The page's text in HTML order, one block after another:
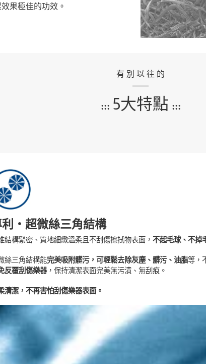
果極佳的功效。
有 別 以 往 的
::: 5大特點 :::
利・超微絲三角結構
結構緊密、質地細緻溫柔且不刮傷擦拭物表面， 不起毛球、不掉
絲三角結構能完美吸附髒污，可輕鬆去除灰塵、髒污、油脂等，
反覆刮傷樂器，保持清潔表面完美無污漬、無刮痕。
清潔，不再害怕刮傷樂器表面。